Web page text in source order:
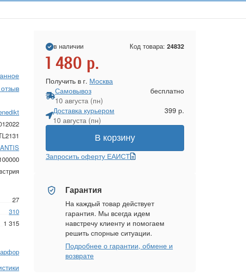
27
310
1 315
в наличии Код товара: 24832
1 480 р.
Получить в г. Москва
Самовывоз
10 августа (пн)
бесплатно
Доставка курьером
10 августа (пн)
399 р.
В корзину
Запросить оферту ЕАИСТ
Гарантия
На каждый товар действует
гарантия. Мы всегда идем
навстречу клиенту и помогаем
решить спорные ситуации.
Подробнее о гарантии, обмене и
возврате